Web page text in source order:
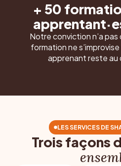
+ 50
Notre conviction n’a
formation ne
apprenant reste au
LES SERVICES DE
Trois façons